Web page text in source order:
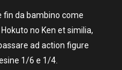
da bambino come
no Ken et similia,
ad action figure
1/6 e 1/4.